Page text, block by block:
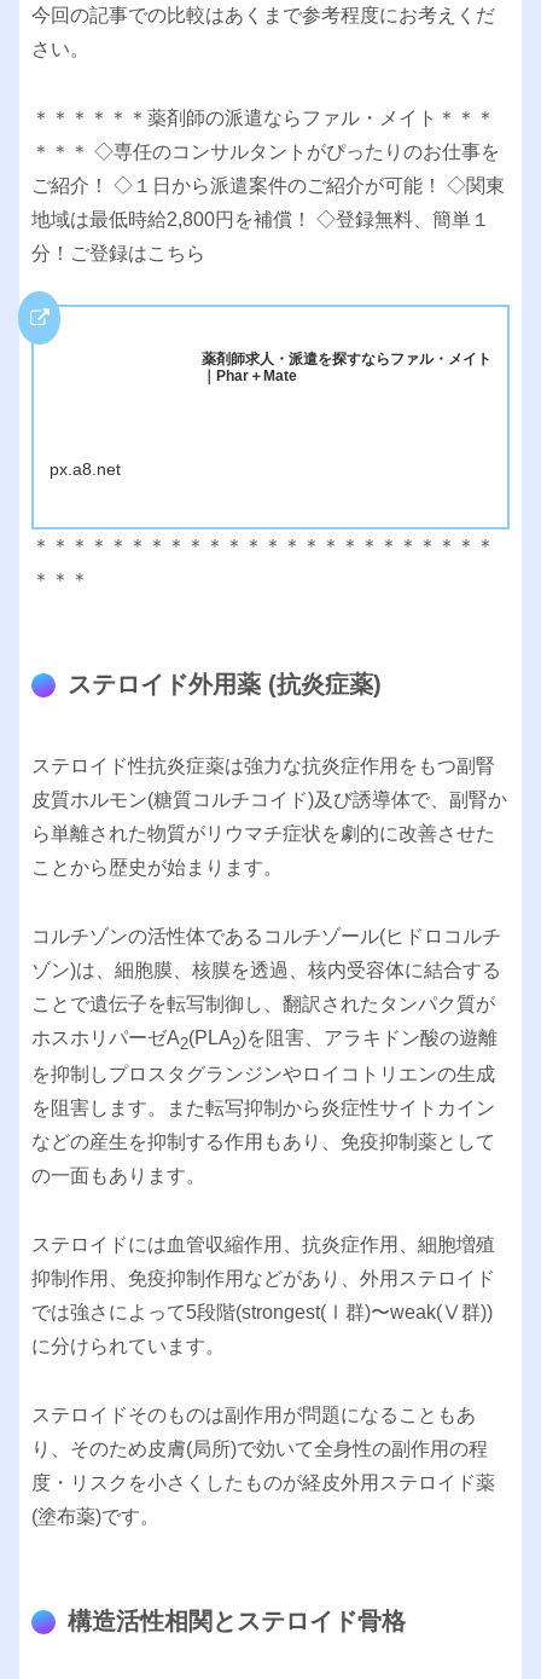
今回の記事での比較はあくまで参考程度にお考えくだ
さい。
＊＊＊＊＊＊薬剤師の派遣ならファル・メイト＊＊＊
＊＊＊ ◇専任のコンサルタントがぴったりのお仕事を
ご紹介！ ◇１日から派遣案件のご紹介が可能！ ◇関東
地域は最低時給2,800円を補償！ ◇登録無料、簡単１
分！ご登録はこちら
薬剤師求人・派遣を探すならファル・メイト
｜Phar＋Mate
px.a8.net
＊＊＊＊＊＊＊＊＊＊＊＊＊＊＊＊＊＊＊＊＊＊＊＊
＊＊＊
ステロイド外用薬 (抗炎症薬)
ステロイド性抗炎症薬は強力な抗炎症作用をもつ副腎
皮質ホルモン(糖質コルチコイド)及び誘導体で、副腎か
ら単離された物質がリウマチ症状を劇的に改善させた
ことから歴史が始まります。
コルチゾンの活性体であるコルチゾール(ヒドロコルチ
ゾン)は、細胞膜、核膜を透過、核内受容体に結合する
ことで遺伝子を転写制御し、翻訳されたタンパク質が
ホスホリパーゼA2(PLA2)を阻害、アラキドン酸の遊離
を抑制しプロスタグランジンやロイコトリエンの生成
を阻害します。また転写抑制から炎症性サイトカイン
などの産生を抑制する作用もあり、免疫抑制薬として
の一面もあります。
ステロイドには血管収縮作用、抗炎症作用、細胞増殖
抑制作用、免疫抑制作用などがあり、外用ステロイド
では強さによって5段階(strongest(Ⅰ群)〜weak(Ⅴ群))
に分けられています。
ステロイドそのものは副作用が問題になることもあ
り、そのため皮膚(局所)で効いて全身性の副作用の程
度・リスクを小さくしたものが経皮外用ステロイド薬
(塗布薬)です。
構造活性相関とステロイド骨格